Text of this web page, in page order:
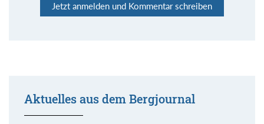
Jetzt anmelden und Kommentar schreiben
Aktuelles aus dem Bergjournal